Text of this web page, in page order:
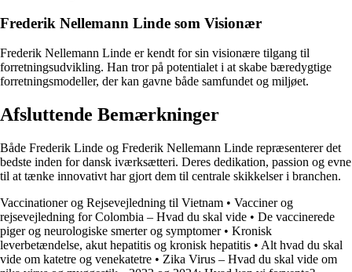
Frederik Nellemann Linde som Visionær
Frederik Nellemann Linde er kendt for sin visionære tilgang til
forretningsudvikling. Han tror på potentialet i at skabe bæredygtige
forretningsmodeller, der kan gavne både samfundet og miljøet.
Afsluttende Bemærkninger
Både Frederik Linde og Frederik Nellemann Linde repræsenterer det
bedste inden for dansk iværksætteri. Deres dedikation, passion og evne
til at tænke innovativt har gjort dem til centrale skikkelser i branchen.
Vaccinationer og Rejsevejledning til Vietnam • Vacciner og
rejsevejledning for Colombia – Hvad du skal vide • De vaccinerede
piger og neurologiske smerter og symptomer• Kronisk
leverbetændelse, akut hepatitis og kronisk hepatitis • Alt hvad du skal
vide om katetre og venekatetre • Zika Virus – Hvad du skal vide om